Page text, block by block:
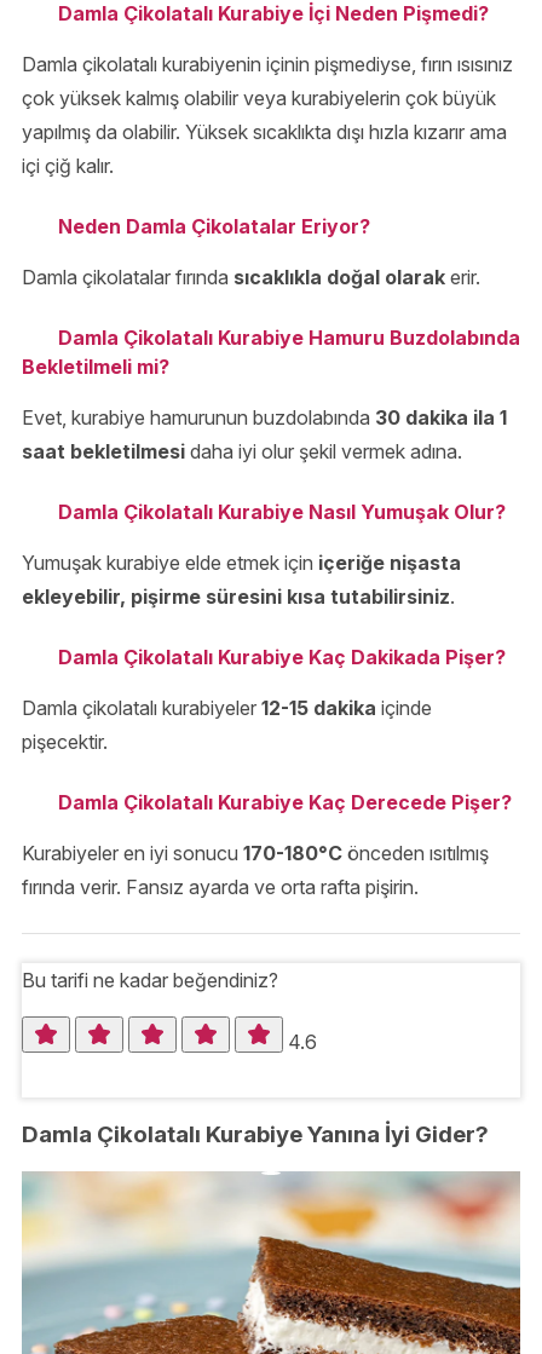
Damla Çikolatalı Kurabiye İçi Neden Pişmedi?
Damla çikolatalı kurabiyenin içinin pişmediyse, fırın ısısınız
çok yüksek kalmış olabilir veya kurabiyelerin çok büyük
yapılmış da olabilir. Yüksek sıcaklıkta dışı hızla kızarır ama
içi çiğ kalır.
Neden Damla Çikolatalar Eriyor?
Damla çikolatalar fırında sıcaklıkla doğal olarak erir.
Damla Çikolatalı Kurabiye Hamuru Buzdolabında
Bekletilmeli mi?
Evet, kurabiye hamurunun buzdolabında 30 dakika ila 1
saat bekletilmesi daha iyi olur şekil vermek adına.
Damla Çikolatalı Kurabiye Nasıl Yumuşak Olur?
Yumuşak kurabiye elde etmek için içeriğe nişasta
ekleyebilir, pişirme süresini kısa tutabilirsiniz.
Damla Çikolatalı Kurabiye Kaç Dakikada Pişer?
Damla çikolatalı kurabiyeler 12-15 dakika içinde
pişecektir.
Damla Çikolatalı Kurabiye Kaç Derecede Pişer?
Kurabiyeler en iyi sonucu 170-180°C önceden ısıtılmış
fırında verir. Fansız ayarda ve orta rafta pişirin.
Bu tarifi ne kadar beğendiniz?
4.6
Damla Çikolatalı Kurabiye Yanına İyi Gider?